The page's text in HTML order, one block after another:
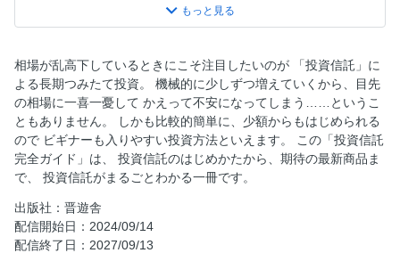
投資信託スタートガイド
投資信託ランキング
投資信託究極の二択
iDeCoまるわかりガイド
ポイント投資大比較
相場が乱高下しているときにこそ注目したいのが 「投資信託」に
よる長期つみたて投資。 機械的に少しずつ増えていくから、目先
の相場に一喜一憂して かえって不安になってしまう……というこ
ともありません。 しかも比較的簡単に、少額からもはじめられる
ので ビギナーも入りやすい投資方法といえます。 この「投資信託
完全ガイド」は、 投資信託のはじめかたから、期待の最新商品ま
で、 投資信託がまるごとわかる一冊です。
出版社：晋遊舎
配信開始日：2024/09/14
配信終了日：2027/09/13